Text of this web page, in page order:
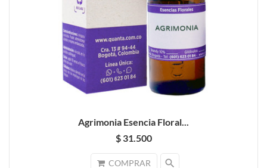
Agrimonia Esencia Floral...
$ 31.500
COMPRAR search